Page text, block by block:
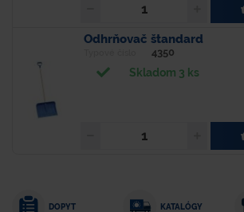
Odhrňovač štandard
4350
Skladom 3 ks
DOPYT KATALÓGY